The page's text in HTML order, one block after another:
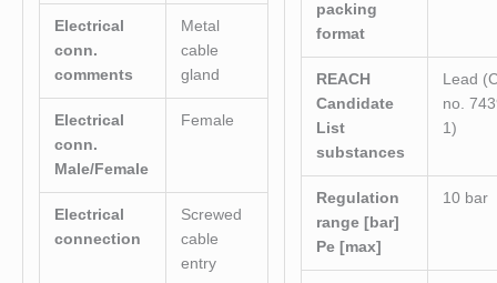
Electrical
conn.
comments
Metal
cable
gland
Electrical
conn.
Male/Female
Female
Electrical
connection
Screwed
cable
entry
packing
format
REACH
Candidate
List
substances
Lead
no.
1)
Regulation
range [bar]
Pe [max]
10 bar